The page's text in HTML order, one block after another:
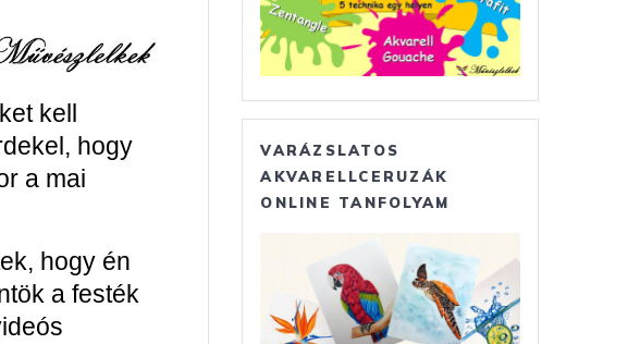
kell
hogy
a mai
hogy én
a festék
VARÁZSLATOS
AKVARELLCERUZÁK
ONLINE TANFOLYAM